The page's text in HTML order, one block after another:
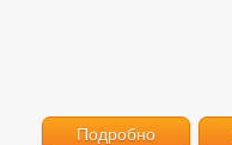
Подробно